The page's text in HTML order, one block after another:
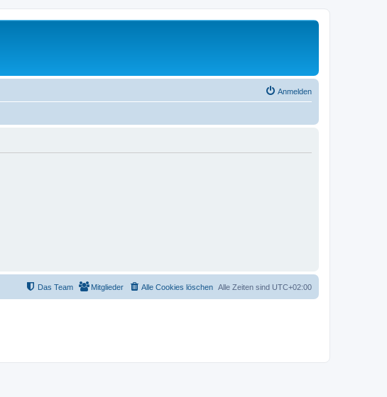
Anmelden
Alle Zeiten sind UTC+02:00
Alle Cookies löschen
Mitglieder
Das Team